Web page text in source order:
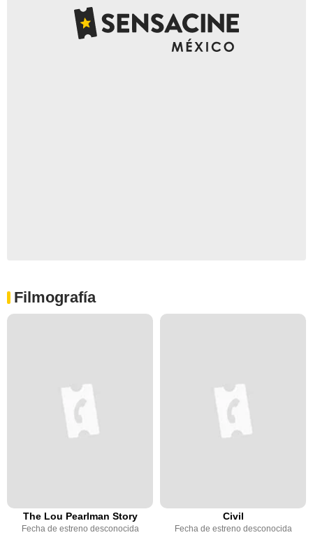
Filmografía
The Lou Pearlman Story
Fecha de estreno desconocida
Civil
Fecha de estreno desconocida